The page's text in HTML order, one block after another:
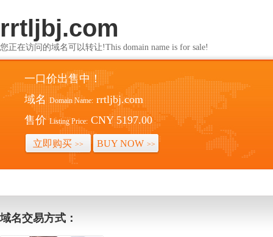
rrtljbj.com
您正在访问的域名可以转让!This domain name is for sale!
一口价出售中！
域名 Domain Name: rrtljbj.com
售价 Listing Price: CNY 5197.00
立即购买 >> BUY NOW >>
域名交易方式：